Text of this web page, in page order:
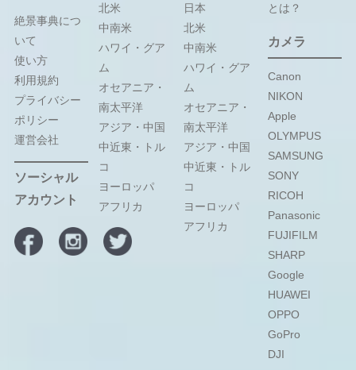
絶景事典につ
いて
使い方
利用規約
プライバシー
ポリシー
運営会社
ソーシャル
アカウント
北米
中南米
ハワイ・グア
ム
オセアニア・
南太平洋
アジア・中国
中近東・トル
コ
ヨーロッパ
アフリカ
日本
北米
中南米
ハワイ・グア
ム
オセアニア・
南太平洋
アジア・中国
中近東・トル
コ
ヨーロッパ
アフリカ
とは？
カメラ
Canon
NIKON
Apple
OLYMPUS
SAMSUNG
SONY
RICOH
Panasonic
FUJIFILM
SHARP
Google
HUAWEI
OPPO
GoPro
DJI